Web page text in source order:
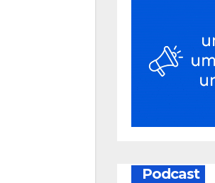
Podcast